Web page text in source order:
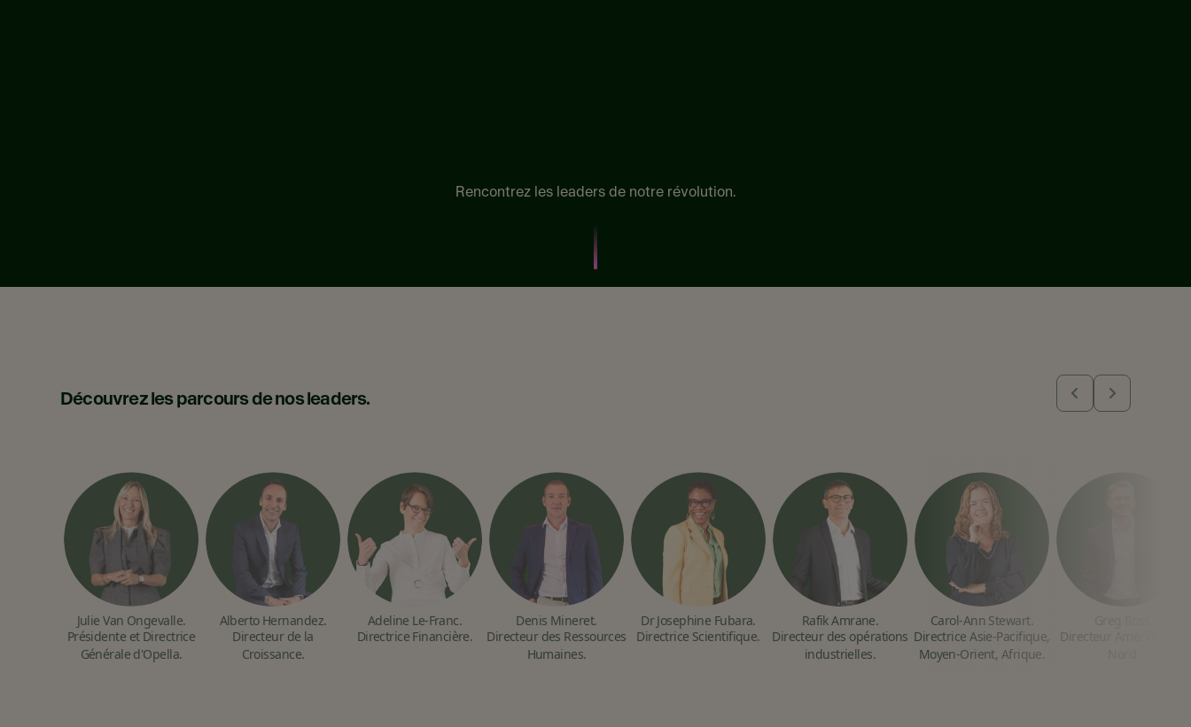
Rencontrez les leaders de notre révolution.
Découvrez les parcours de nos leaders.
Julie Van Ongevalle.
Présidente et Directrice
Générale d'Opella.
Alberto Hernandez.
Directeur de la
Croissance.
Adeline Le-Franc.
Directrice Financière.
Denis Mineret.
Directeur des Ressources
Humaines.
Dr Josephine Fubara.
Directrice Scientifique.
Rafik Amrane.
Directeur des opérations
industrielles.​
Carol-Ann Stewart.
Directrice Asie-Pacifique,
Moyen-Orient, Afrique.
Directeur Amérique du